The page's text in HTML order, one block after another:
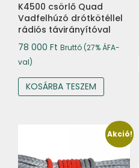
K4500 csörlő Quad
Vadfelhúzó drótkötéllel
rádiós távirányítóval
78 000 Ft Bruttó (27% ÁFA-
val)
KOSÁRBA TESZEM
Akció!